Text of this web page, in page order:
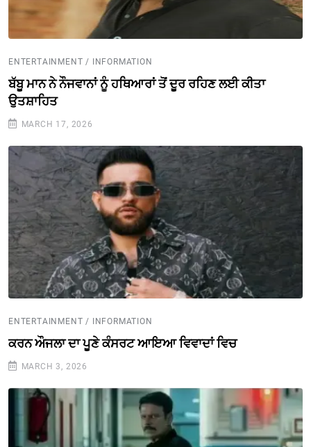
ENTERTAINMENT / INFORMATION
ਬੱਬੂ ਮਾਨ ਨੇ ਨੌਜਵਾਨਾਂ ਨੂੰ ਹਥਿਆਰਾਂ ਤੋਂ ਦੂਰ ਰਹਿਣ ਲਈ ਕੀਤਾ
ਉਤਸ਼ਾਹਿਤ
MARCH 17, 2026
ENTERTAINMENT / INFORMATION
ਕਰਨ ਔਜਲਾ ਦਾ ਪੂਣੇ ਕੰਸਰਟ ਆਇਆ ਵਿਵਾਦਾਂ ਵਿਚ
MARCH 3, 2026